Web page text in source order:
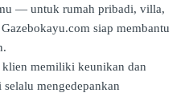
— untuk rumah pribadi, villa,
siap membantu
klien memiliki keunikan dan
mengedepankan